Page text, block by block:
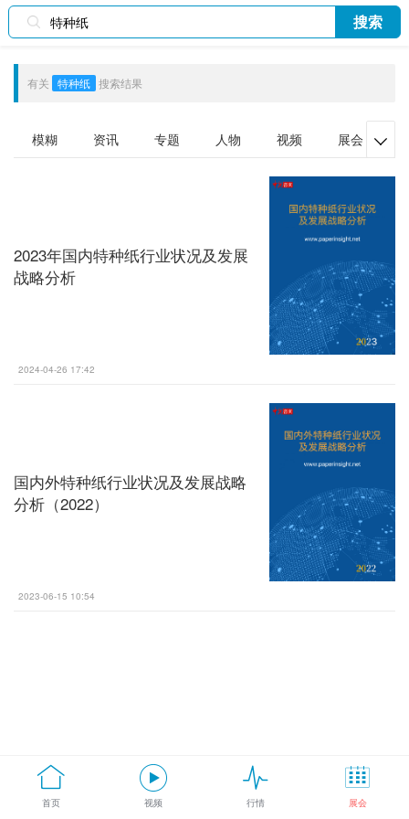
搜索
有关 特种纸 搜索结果
模糊 资讯 专题 人物 视频 展会 
2023年国内特种纸行业状况及发展
战略分析
2024-04-26 17:42
国内外特种纸行业状况及发展战略
分析（2022）
2023-06-15 10:54
首页 视频 行情 展会